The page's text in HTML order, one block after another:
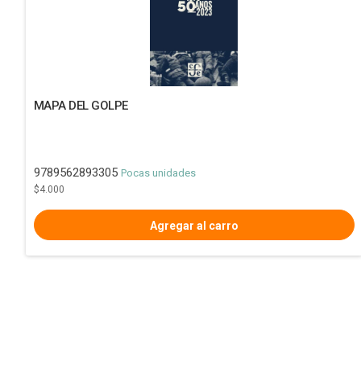
MAPA DEL GOLPE
9789562893305 Pocas unidades
$4.000